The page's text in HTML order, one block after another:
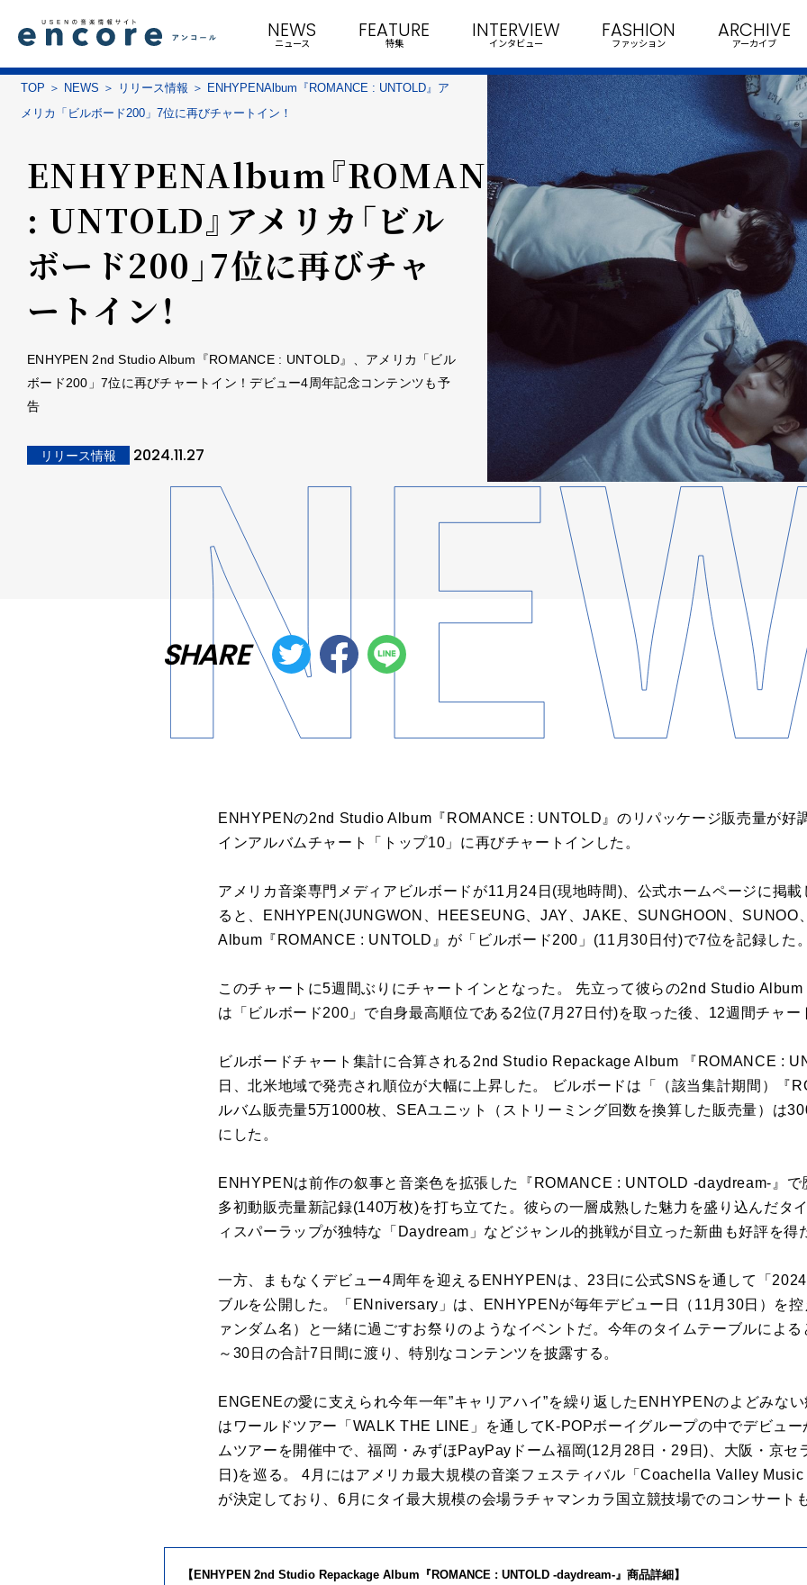
NEWS
ニュース
FEATURE
特集
INTERVIEW
インタビュー
FASHION
ファッション
ARCHIVE
アーカイブ
TOP NEWS リリース情報
ENHYPENAlbum『ROMANCE : UNTOLD』ア
メリカ「ビルボード200」7位に再びチャートイン！
ENHYPENAlbum『ROMANCE
: UNTOLD』アメリカ「ビル
ボード200」7位に再びチャ
ートイン！
ENHYPEN 2nd Studio Album『ROMANCE : UNTOLD』、アメリカ「ビル
ボード200」7位に再びチャートイン！デビュー4周年記念コンテンツも予
告
リリース情報 2024.11.27
SHARE
ENHYPENの2nd Studio Album『ROMANCE : UNTOLD』のリパッケージ販売量が好
インアルバムチャート「トップ10」に再びチャートインした。
アメリカ音楽専門メディアビルボードが11月24日(現地時間)、公式ホームページに掲
ると、ENHYPEN(JUNGWON、HEESEUNG、JAY、JAKE、SUNGHOON、SUNOO
Album『ROMANCE : UNTOLD』が「ビルボード200」(11月30日付)で7位を記録した
このチャートに5週間ぶりにチャートインとなった。 先立って彼らの2nd Studio
は「ビルボード200」で自身最高順位である2位(7月27日付)を取った後、12週間チャー
ビルボードチャート集計に合算される2nd Studio Repackage Album 『ROMANCE :
日、北米地域で発売され順位が大幅に上昇した。 ビルボードは「（該当集計期間）『
ルバム販売量5万1000枚、SEAユニット（ストリーミング回数を換算した販売量）は
にした。
ENHYPENは前作の叙事と音楽色を拡張した『ROMANCE : UNTOLD -daydream-』
多初動販売量新記録(140万枚)を打ち立てた。彼らの一層成熟した魅力を盛り込んだタ
ィスパーラップが独特な「Daydream」などジャンル的挑戦が目立った新曲も好評を得
一方、まもなくデビュー4周年を迎えるENHYPENは、23日に公式SNSを通して「
ブルを公開した。「ENniversary」は、ENHYPENが毎年デビュー日（11月30日）を
ァンダム名）と一緒に過ごすお祭りのようなイベントだ。今年のタイムテーブルによ
～30日の合計7日間に渡り、特別なコンテンツを披露する。
ENGENEの愛に支えられ今年一年”キャリアハイ”を繰り返したENHYPENのよどみな
はワールドツアー「WALK THE LINE」を通してK-POPボーイグループの中でデビュ
ムツアーを開催中で、福岡・みずほPayPayドーム福岡(12月28日・29日)、大阪・京セ
日)を巡る。 4月にはアメリカ最大規模の音楽フェスティバル「Coachella Valley
が決定しており、6月にタイ最大規模の会場ラチャマンカラ国立競技場でのコンサート
【ENHYPEN 2nd Studio Repackage Album『ROMANCE : UNTOLD -daydream-』商品詳細】